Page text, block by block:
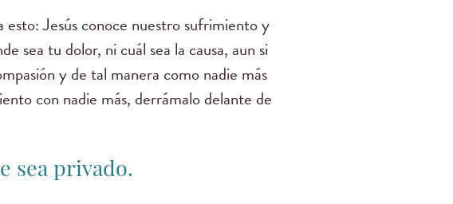
Jesús conoce nuestro sufrimiento y
sea tu dolor, ni cuál sea la causa, aun si
y de tal manera como nadie más
con nadie más, derrámalo delante de
sea privado.